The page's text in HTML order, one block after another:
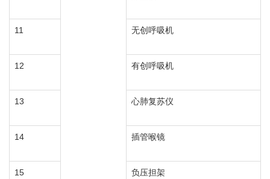
11 无创呼吸机
12 有创呼吸机
13 心肺复苏仪
14 插管喉镜
15 负压担架